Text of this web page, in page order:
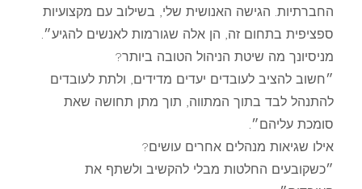
החברתיות. הגישה האנושית שלי, בשילוב עם מקצועיות
ספציפית בתחום זה, הן אלה שגורמות לאנשים להגיע״.
מניסיונך מה שיטת הניהול הטובה ביותר?
״חשוב להציב לעובדים יעדים מדידים, ולתת לעובדים
להתנהל לבד בתוך המתווה, תוך מתן תחושה שאת
סומכת עליהם״.
אילו שגיאות מנהלים אחרים עושים?
״כשקובעים החלטות מבלי להקשיב ולשתף את